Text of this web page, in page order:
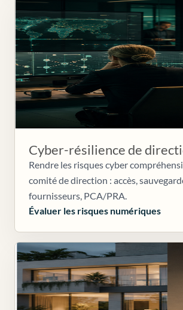
Cyber-résilience de
Rendre les risques cyber
comité de direction : accès,
fournisseurs, PCA/PRA.
Évaluer les risques numériques